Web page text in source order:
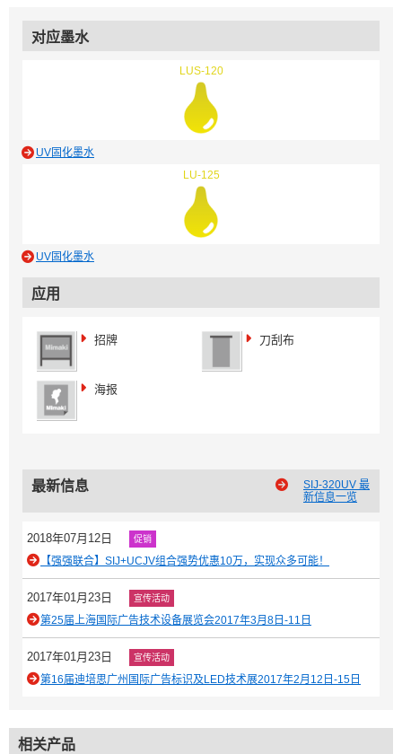
对应墨水
LUS-120
UV固化墨水
LU-125
UV固化墨水
应用
招牌 刀刮布
海报
最新信息
SIJ-320UV 最
新信息一览
2018年07月12日 促销
【强强联合】SIJ+UCJV组合强势优惠10万，实现众多可能！
2017年01月23日 宣传活动
第25届上海国际广告技术设备展览会2017年3月8日-11日
2017年01月23日 宣传活动
第16届迪培思广州国际广告标识及LED技术展2017年2月12日-15日
相关产品